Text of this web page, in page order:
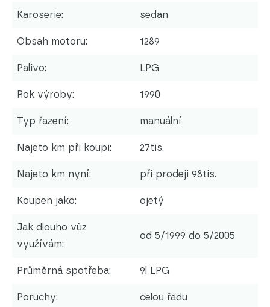
Karoserie: sedan
Obsah motoru: 1289
Palivo: LPG
Rok výroby: 1990
Typ řazení: manuální
Najeto km při koupi: 27tis.
Najeto km nyní: při prodeji 98tis.
Koupen jako: ojetý
Jak dlouho vůz
využívám:
od 5/1999 do 5/2005
Průměrná spotřeba: 9l LPG
Poruchy: celou řadu